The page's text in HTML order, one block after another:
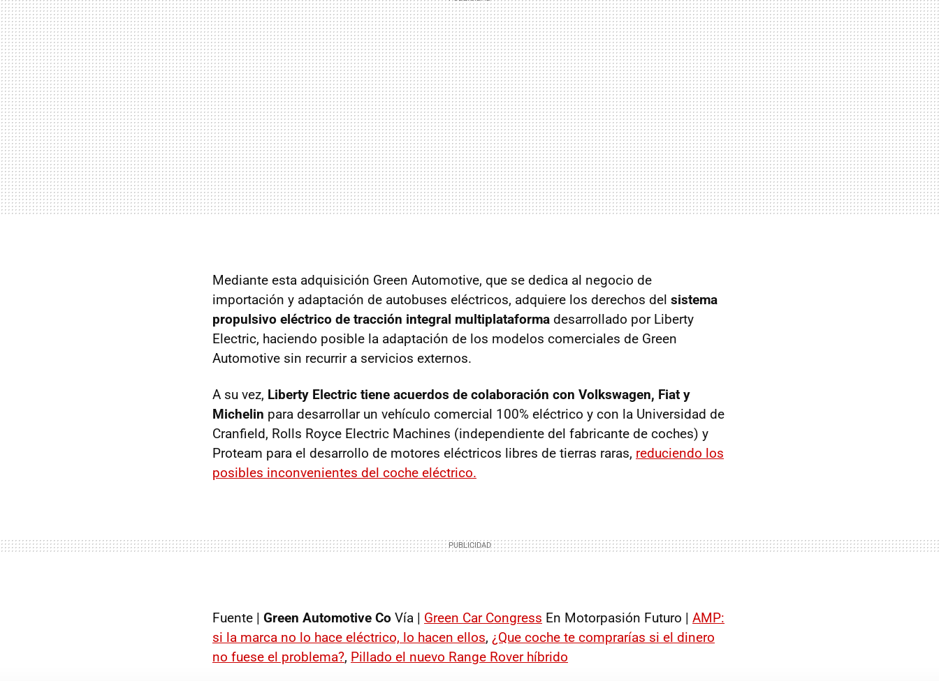
Mediante esta adquisición Green Automotive, que se dedica al negocio de
importación y adaptación de autobuses eléctricos, adquiere los derechos del sistema
propulsivo eléctrico de tracción integral multiplataforma desarrollado por Liberty
Electric, haciendo posible la adaptación de los modelos comerciales de Green
Automotive sin recurrir a servicios externos.
A su vez, Liberty Electric tiene acuerdos de colaboración con Volkswagen, Fiat y
Michelin para desarrollar un vehículo comercial 100% eléctrico y con la Universidad de
Cranfield, Rolls Royce Electric Machines (independiente del fabricante de coches) y
Proteam para el desarrollo de motores eléctricos libres de tierras raras, reduciendo los
posibles inconvenientes del coche eléctrico.
Fuente | Green Automotive Co Vía | Green Car Congress En Motorpasión Futuro | AMP:
si la marca no lo hace eléctrico, lo hacen ellos, ¿Que coche te comprarías si el dinero
no fuese el problema?, Pillado el nuevo Range Rover híbrido